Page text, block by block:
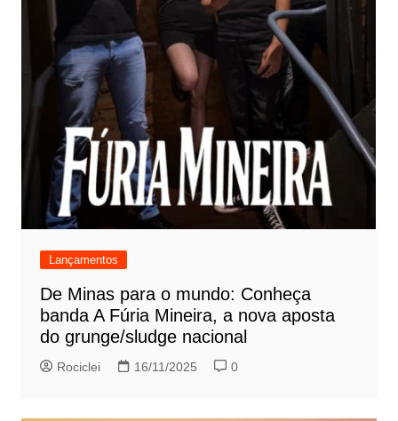
Lançamentos
De Minas para o mundo: Conheça
banda A Fúria Mineira, a nova aposta
do grunge/sludge nacional
Rociclei 16/11/2025 0